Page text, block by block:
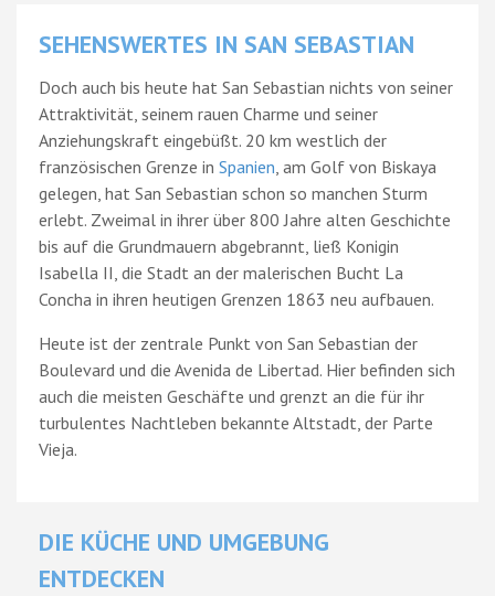
SEHENSWERTES IN SAN SEBASTIAN
Doch auch bis heute hat San Sebastian nichts von seiner
Attraktivität, seinem rauen Charme und seiner
Anziehungskraft eingebüßt. 20 km westlich der
französischen Grenze in Spanien, am Golf von Biskaya
gelegen, hat San Sebastian schon so manchen Sturm
erlebt. Zweimal in ihrer über 800 Jahre alten Geschichte
bis auf die Grundmauern abgebrannt, ließ Konigin
Isabella II, die Stadt an der malerischen Bucht La
Concha in ihren heutigen Grenzen 1863 neu aufbauen.
Heute ist der zentrale Punkt von San Sebastian der
Boulevard und die Avenida de Libertad. Hier befinden sich
auch die meisten Geschäfte und grenzt an die für ihr
turbulentes Nachtleben bekannte Altstadt, der Parte
Vieja.
DIE KÜCHE UND UMGEBUNG
ENTDECKEN